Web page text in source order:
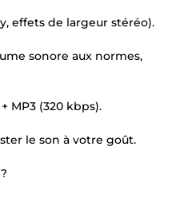
effets de largeur stéréo).
sonore aux normes,
MP3 (320 kbps).
le son à votre goût.